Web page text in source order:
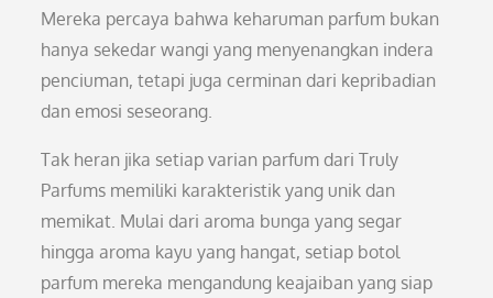
Mereka percaya bahwa keharuman parfum bukan
hanya sekedar wangi yang menyenangkan indera
penciuman, tetapi juga cerminan dari kepribadian
dan emosi seseorang.
Tak heran jika setiap varian parfum dari Truly
Parfums memiliki karakteristik yang unik dan
memikat. Mulai dari aroma bunga yang segar
hingga aroma kayu yang hangat, setiap botol
parfum mereka mengandung keajaiban yang siap